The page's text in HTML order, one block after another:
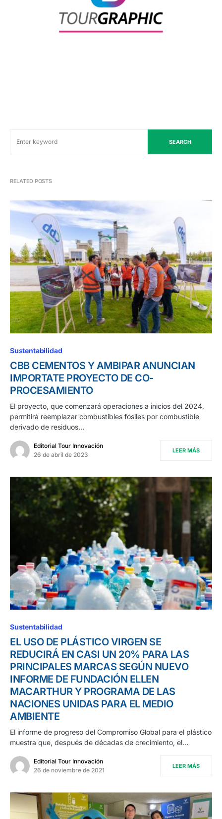
SEARCH
RELATED POSTS
Sustentabilidad
CBB CEMENTOS Y AMBIPAR ANUNCIAN
IMPORTATE PROYECTO DE CO-
PROCESAMIENTO
El proyecto, que comenzará operaciones a inicios del 2024,
permitirá reemplazar combustibles fósiles por combustible
derivado de residuos…
Editorial Tour Innovación
26 de abril de 2023
LEER MÁS
Sustentabilidad
EL USO DE PLÁSTICO VIRGEN SE
REDUCIRÁ EN CASI UN 20% PARA LAS
PRINCIPALES MARCAS SEGÚN NUEVO
INFORME DE FUNDACIÓN ELLEN
MACARTHUR Y PROGRAMA DE LAS
NACIONES UNIDAS PARA EL MEDIO
AMBIENTE
El informe de progreso del Compromiso Global para el plástico
muestra que, después de décadas de crecimiento, el…
Editorial Tour Innovación
26 de noviembre de 2021
LEER MÁS